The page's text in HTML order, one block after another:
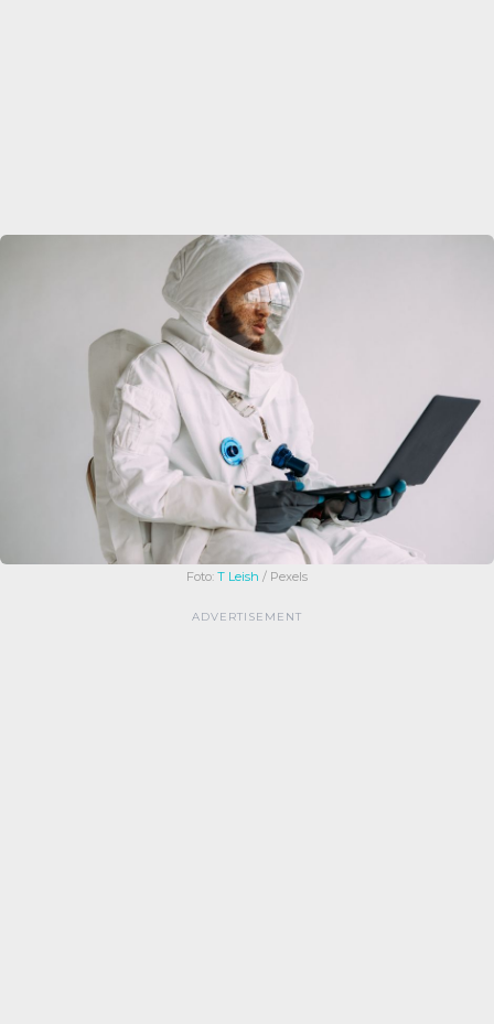
Foto: T Leish / Pexels